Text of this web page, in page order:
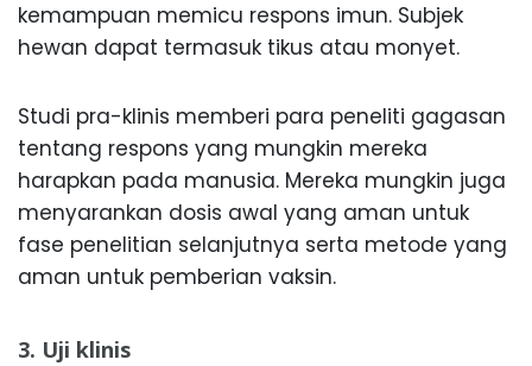
kemampuan memicu respons imun. Subjek
hewan dapat termasuk tikus atau monyet.
Studi pra-klinis memberi para peneliti gagasan
tentang respons yang mungkin mereka
harapkan pada manusia. Mereka mungkin juga
menyarankan dosis awal yang aman untuk
fase penelitian selanjutnya serta metode yang
aman untuk pemberian vaksin.
3. Uji klinis